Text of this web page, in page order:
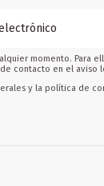
momento. Para
contacto en el aviso
y la política de